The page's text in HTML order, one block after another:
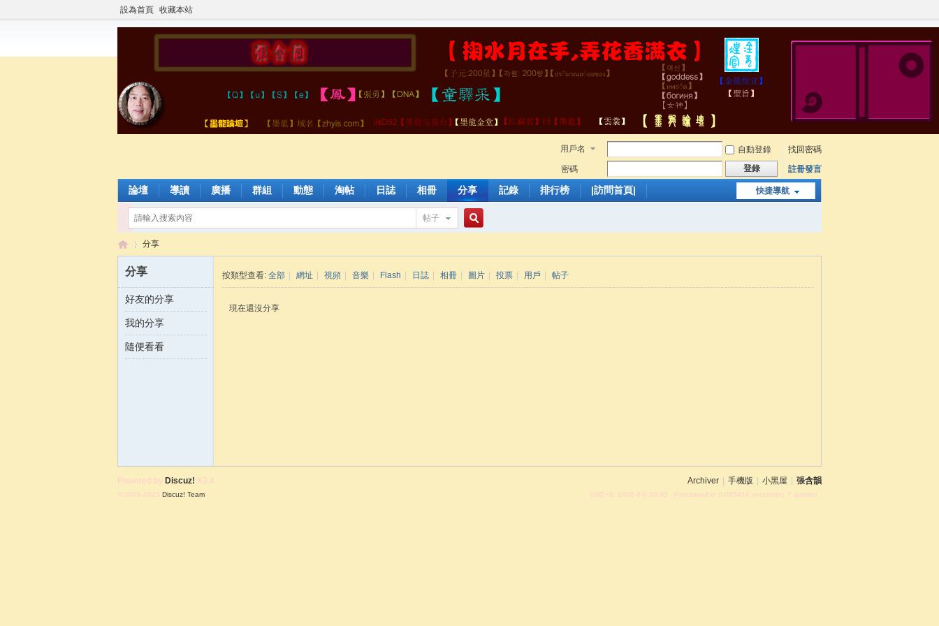
設為首頁 收藏本站
用戶名 自動登錄
找回密碼
密碼
登錄 註冊發言
快捷導航
論壇 導讀 廣播 群組 動態 淘帖 日誌 相冊 分享 記錄 排行榜 |訪問首頁|
帖子
張 ›
分享
分享
好友的分享
我的分享
隨便看看
按類型查看: 全部 網址 視頻 音樂 Flash 日誌 相冊 圖片 投票 用戶 帖子
現在還沒分享
Archiver 手機版 小黑屋 張含韻
GMT+8, 2026-8-6 10:35 , Processed in 0.015414 second(s), 7 queries .
Powered by Discuz! X3.4
© 2001-2023 Discuz! Team